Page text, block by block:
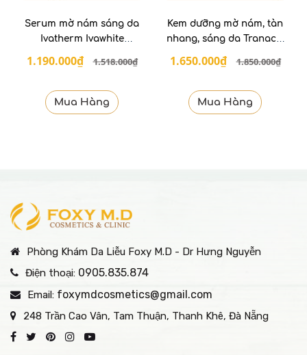
Serum mờ nám sáng da
Ivatherm Ivawhite
1.190.000₫ 1.518.000₫
Mua Hàng
Kem dưỡng mờ nám, tàn
nhang, sáng da Tranacix
1.650.000₫ 1.850.000₫
Mua Hàng
Phòng Khám Da Liễu Foxy M.D - Dr Hưng Nguyễn
Điện thoại: 0905.835.874
Email: foxymdcosmetics@gmail.com
248 Trần Cao Vân, Tam Thuận, Thanh Khê, Đà Nẵng